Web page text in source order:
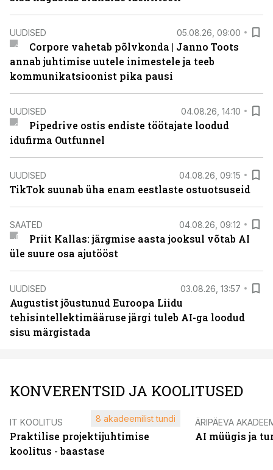
UUDISED 05.08.26, 09:00
Corpore vahetab põlvkonda | Janno Toots
annab juhtimise uutele inimestele ja teeb
kommunikatsioonist pika pausi
UUDISED 04.08.26, 14:10
Pipedrive ostis endiste töötajate loodud
idufirma Outfunnel
UUDISED 04.08.26, 09:15
TikTok suunab üha enam eestlaste ostuotsuseid
SAATED 04.08.26, 09:12
Priit Kallas: järgmise aasta jooksul võtab AI
üle suure osa ajutööst
UUDISED 03.08.26, 13:57
Augustist jõustunud Euroopa Liidu
tehisintellektimääruse järgi tuleb AI-ga loodud
sisu märgistada
KONVERENTSID JA KOOLITUSED
IT KOOLITUS
Praktilise projektijuhtimise
koolitus - baastase
8 akadeemilist tundi ÄRIPÄEVA
AI müügis ja